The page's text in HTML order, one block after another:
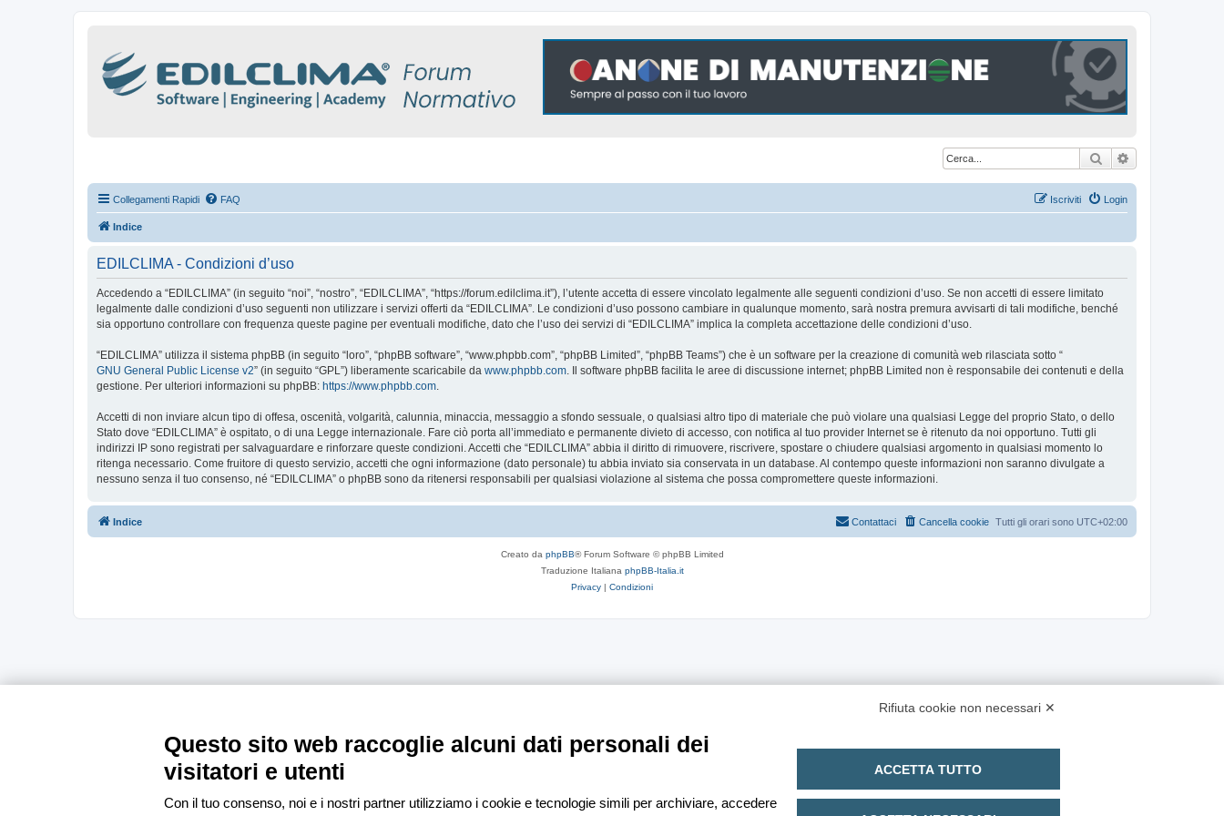
Cerca
Collegamenti Rapidi FAQ Login
Iscriviti
Indice
EDILCLIMA - Condizioni d’uso
Accedendo a “EDILCLIMA” (in seguito “noi”, “nostro”, “EDILCLIMA”, “https://forum.edilclima.it”), l’utente accetta di essere vincolato legalmente alle seguenti condizioni d’uso. Se non accetti di essere limitato
legalmente dalle condizioni d’uso seguenti non utilizzare i servizi offerti da “EDILCLIMA”. Le condizioni d’uso possono cambiare in qualunque momento, sarà nostra premura avvisarti di tali modifiche, benché
sia opportuno controllare con frequenza queste pagine per eventuali modifiche, dato che l’uso dei servizi di “EDILCLIMA” implica la completa accettazione delle condizioni d’uso.
“EDILCLIMA” utilizza il sistema phpBB (in seguito “loro”, “phpBB software”, “www.phpbb.com”, “phpBB Limited”, “phpBB Teams”) che è un software per la creazione di comunità web rilasciata sotto “
GNU General Public License v2” (in seguito “GPL”) liberamente scaricabile da www.phpbb.com. Il software phpBB facilita le aree di discussione internet; phpBB Limited non è responsabile dei contenuti e della
gestione. Per ulteriori informazioni su phpBB: https://www.phpbb.com.
Accetti di non inviare alcun tipo di offesa, oscenità, volgarità, calunnia, minaccia, messaggio a sfondo sessuale, o qualsiasi altro tipo di materiale che può violare una qualsiasi Legge del proprio Stato, o dello
Stato dove “EDILCLIMA” è ospitato, o di una Legge internazionale. Fare ciò porta all’immediato e permanente divieto di accesso, con notifica al tuo provider Internet se è ritenuto da noi opportuno. Tutti gli
indirizzi IP sono registrati per salvaguardare e rinforzare queste condizioni. Accetti che “EDILCLIMA” abbia il diritto di rimuovere, riscrivere, spostare o chiudere qualsiasi argomento in qualsiasi momento lo
ritenga necessario. Come fruitore di questo servizio, accetti che ogni informazione (dato personale) tu abbia inviato sia conservata in un database. Al contempo queste informazioni non saranno divulgate a
nessuno senza il tuo consenso, né “EDILCLIMA” o phpBB sono da ritenersi responsabili per qualsiasi violazione al sistema che possa compromettere queste informazioni.
Indice Tutti gli orari sono UTC+02:00
Cancella cookie
Contattaci
Creato da phpBB® Forum Software © phpBB Limited
Traduzione Italiana phpBB-Italia.it
Privacy | Condizioni
Rifiuta cookie non necessari ✕
Questo sito web raccoglie alcuni dati personali dei
visitatori e utenti
Con il tuo consenso, noi e i nostri partner utilizziamo i cookie e tecnologie simili per archiviare, accedere
ACCETTA TUTTO